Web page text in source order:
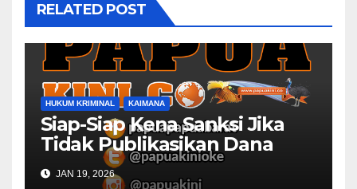
RELATED POST
HUKUM KRIMINAL KAIMANA
Siap-Siap Kena Sanksi Jika
Tidak Publikasikan Dana
Desa
JAN 19, 2026